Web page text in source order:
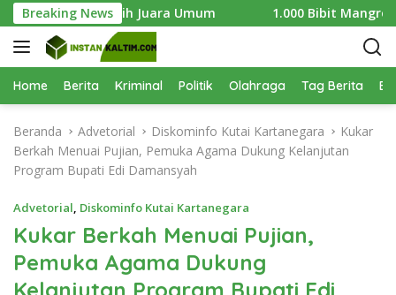
a
g
u
Breaking News
Raih Juara Umum 1.000 Bibit Mangrove Ditanam
Home Berita Kriminal Politik Olahraga Tag Berita
Beranda Advetorial Diskominfo Kutai Kartanegara
Kukar
Berkah Menuai Pujian, Pemuka Agama Dukung Kelanjutan
Program Bupati Edi Damansyah
Advetorial, Diskominfo Kutai Kartanegara
Kukar Berkah Menuai Pujian,
Pemuka Agama Dukung
Kelanjutan Program Bupati Edi